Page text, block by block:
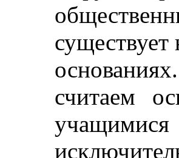
существует
считаем